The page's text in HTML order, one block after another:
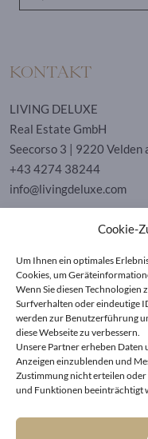
Cookie-
Um Ihnen ein optimales
Cookies, um
Wenn Sie diesen Technologien
Surfverhalten oder eindeutige
werden zur Benutzerführung
diese Webseite zu verbessern.
Unsere Partner erheben
Anzeigen einzublenden und
Zustimmung nicht erteilen
und Funktionen beeinträchtigt
KONTAKT
LIVING DELUXE
Real Estate GmbH
Seecorso 3 | 9220 Velden
+43 4274 38244
info@livingdeluxe.com
Real Estate GmbH
Schäfflerstraße 3 |
IMMOBILIEN
Wörthersee
Wien